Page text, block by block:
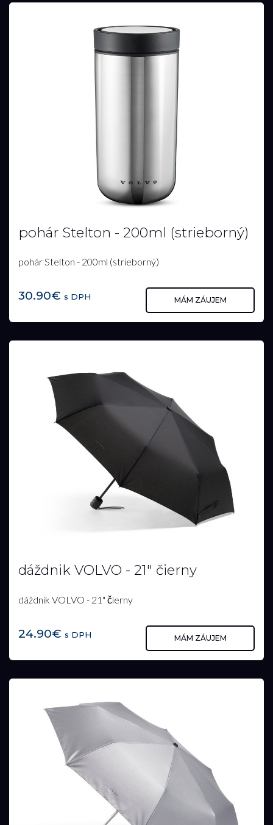
pohár Stelton - 200ml (strieborný)
pohár Stelton - 200ml (strieborný)
30.90€ s DPH MÁM ZÁUJEM
dáždnik VOLVO - 21" čierny
dáždnik VOLVO - 21" čierny
24.90€ s DPH MÁM ZÁUJEM